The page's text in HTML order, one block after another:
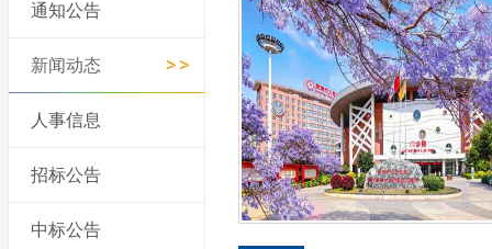
通知公告
新闻动态
人事信息
招标公告
中标公告